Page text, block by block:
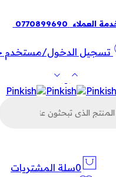
العملاء 0770899690
تسجيل الدخول/مستخدم
0سلة المشتريات